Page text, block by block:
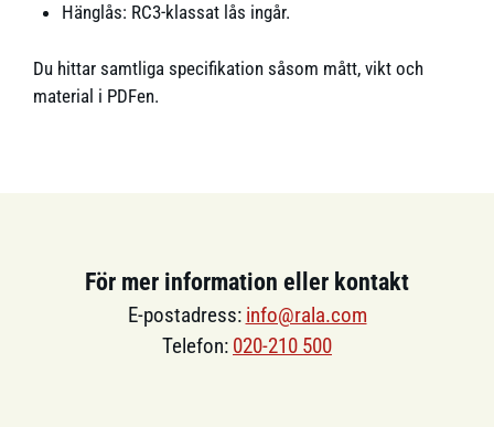
Hänglås: RC3-klassat lås ingår.
Du hittar samtliga specifikation såsom mått, vikt och
material i PDFen.
För mer information eller kontakt
E-postadress: info@rala.com
Telefon: 020-210 500